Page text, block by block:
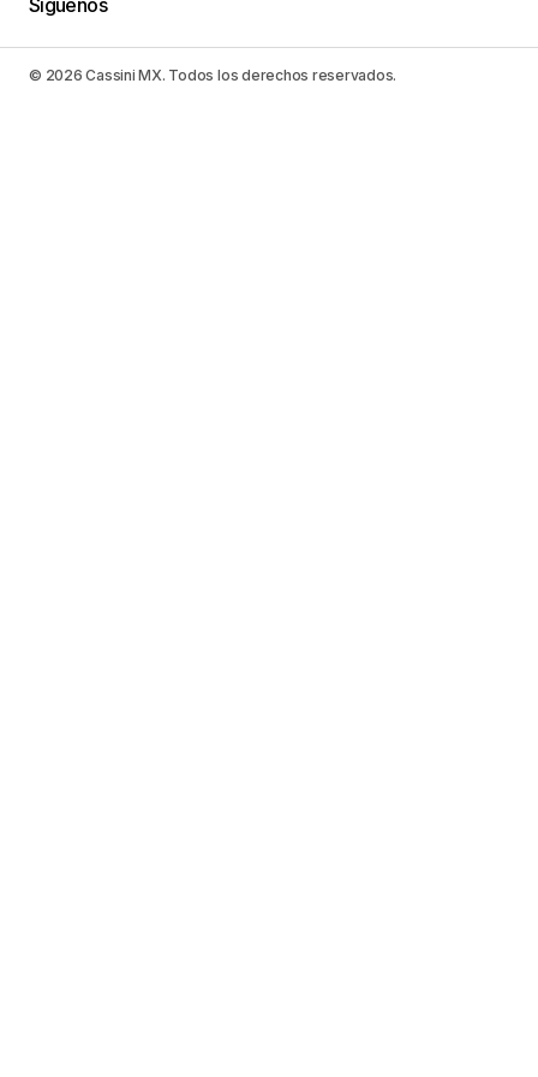
© 2026 Cassini MX. Todos los derechos reservados.